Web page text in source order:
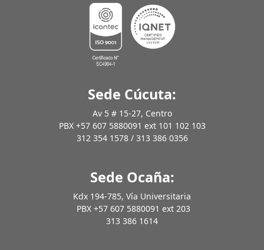
Sede Cúcuta:
Av 5 # 15-27, Centro
PBX +57 607 5880091 ext 101 102 103
312 354 1578 / 313 386 0356
Sede Ocaña:
Kdx 194-785, Vía Universitaria
PBX +57 607 5880091 ext 203
313 386 1614